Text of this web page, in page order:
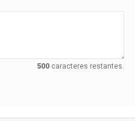
500caracteres restantes.